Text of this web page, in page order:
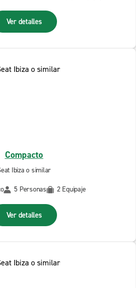
Ver detalles
Compacto
Ibiza o similar
5 Personas 2 Equipaje
Ver detalles